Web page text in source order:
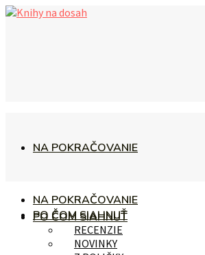
NA POKRAČOVANIE
PO ČOM SIAHNUŤ
NA POKRAČOVANIE
PO ČOM SIAHNUŤ
RECENZIE
NOVINKY